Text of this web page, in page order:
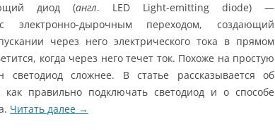
диод (англ. LED Light-emitting diode) —
электронно-дырочным переходом, создающий
через него электрического тока в прямом
когда через него течет ток. Похоже на простую
светодиод сложнее. В статье рассказывается об
как правильно подключать светодиод и о способе
Читать далее →